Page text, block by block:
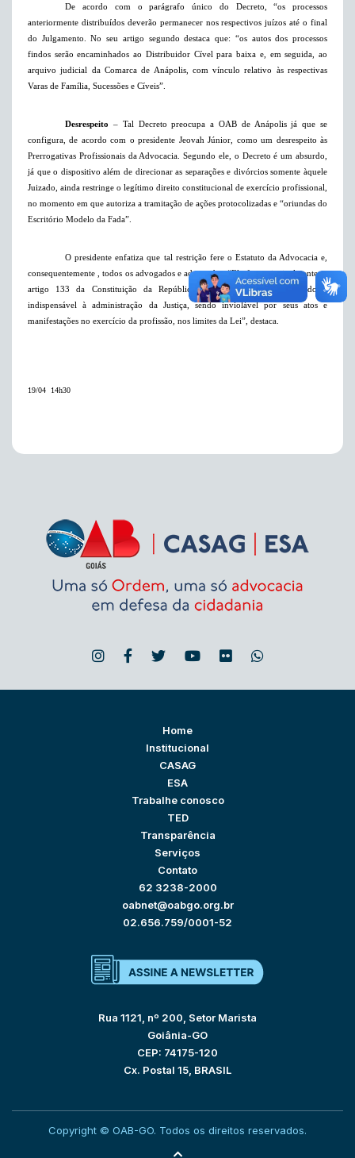
De acordo com o parágrafo único do Decreto, “os processos
anteriormente distribuídos deverão permanecer nos respectivos juízos até o final
do Julgamento. No seu artigo segundo destaca que: “os autos dos processos
findos serão encaminhados ao Distribuidor Cível para baixa e, em seguida, ao
arquivo judicial da Comarca de Anápolis, com vínculo relativo às respectivas
Varas de Família, Sucessões e Cíveis”.
Desrespeito
– Tal Decreto preocupa a OAB de Anápolis já que se
configura, de acordo com o presidente Jeovah Júnior, como um desrespeito às
Prerrogativas Profissionais da Advocacia. Segundo ele, o Decreto é um absurdo,
já que o dispositivo além de direcionar as separações e divórcios somente àquele
Juizado, ainda restringe o legítimo direito constitucional de exercício profissional,
no momento em que autoriza a tramitação de ações protocolizadas e “oriundas do
Escritório Modelo da Fada”.
O presidente enfatiza que tal restrição fere o Estatuto da Advocacia e,
consequentemente , todos os advogados e advogadas. “Ele fere principalmente, o
artigo 133 da Constituição da República, que assevera que advogado é
indispensável à administração da Justiça, sendo inviolável por seus atos e
manifestações no exercício da profissão, nos limites da Lei”, destaca.
19/04  14h30
Home
Institucional
CASAG
ESA
Trabalhe conosco
TED
Transparência
Serviços
Contato
62 3238-2000
oabnet@oabgo.org.br
02.656.759/0001-52
Rua 1121, nº 200, Setor Marista
Goiânia-GO
CEP: 74175-120
Cx. Postal 15, BRASIL
Copyright © OAB-GO. Todos os direitos reservados.